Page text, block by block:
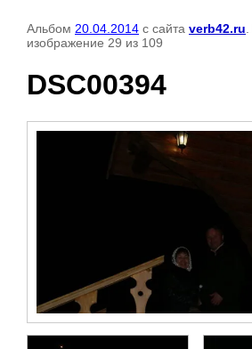
Альбом 20.04.2014 с сайта verb42.ru
изображение 29 из 109
DSC00394